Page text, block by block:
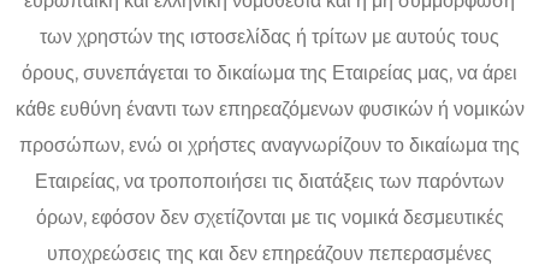
των χρηστών της ιστοσελίδας ή τρίτων με αυτούς τους
όρους, συνεπάγεται το δικαίωμα της Εταιρείας μας, να άρει
κάθε ευθύνη έναντι των επηρεαζόμενων φυσικών ή νομικών
προσώπων, ενώ οι χρήστες αναγνωρίζουν το δικαίωμα της
Εταιρείας, να τροποποιήσει τις διατάξεις των παρόντων
όρων, εφόσον δεν σχετίζονται με τις νομικά δεσμευτικές
υποχρεώσεις της και δεν επηρεάζουν πεπερασμένες